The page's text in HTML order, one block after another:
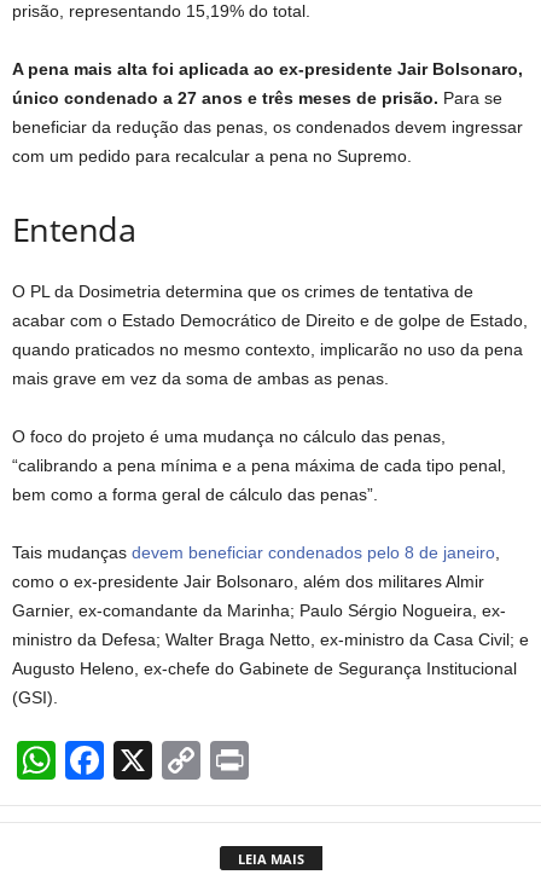
prisão, representando 15,19% do total.
A pena mais alta foi aplicada ao ex-presidente Jair Bolsonaro,
único condenado a 27 anos e três meses de prisão. Para se
beneficiar da redução das penas, os condenados devem ingressar
com um pedido para recalcular a pena no Supremo.
Entenda
O PL da Dosimetria determina que os crimes de tentativa de
acabar com o Estado Democrático de Direito e de golpe de Estado,
quando praticados no mesmo contexto, implicarão no uso da pena
mais grave em vez da soma de ambas as penas.
O foco do projeto é uma mudança no cálculo das penas,
“calibrando a pena mínima e a pena máxima de cada tipo penal,
bem como a forma geral de cálculo das penas”.
Tais mudanças devem beneficiar condenados pelo 8 de janeiro
como o ex-presidente Jair Bolsonaro, além dos militares Almir
Garnier, ex-comandante da Marinha; Paulo Sérgio Nogueira, ex-
ministro da Defesa; Walter Braga Netto, ex-ministro da Casa Civil; e
Augusto Heleno, ex-chefe do Gabinete de Segurança Institucional
(GSI).
W
h
at
F
a
c
X
C
o
p
in
t
LEIA MAIS